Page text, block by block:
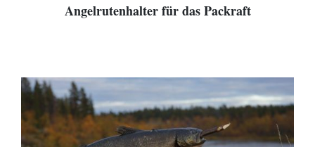
Angelrutenhalter für das Packraft